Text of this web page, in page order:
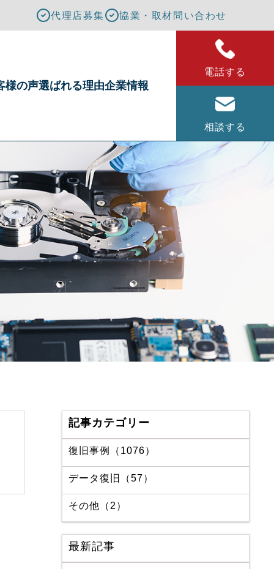
代理店募集 協業・取材問い合わせ
様の声選ばれる理由企業情報
電話する
相談する
記事カテゴリー
復旧事例（1076）
データ復旧（57）
その他（2）
最新記事